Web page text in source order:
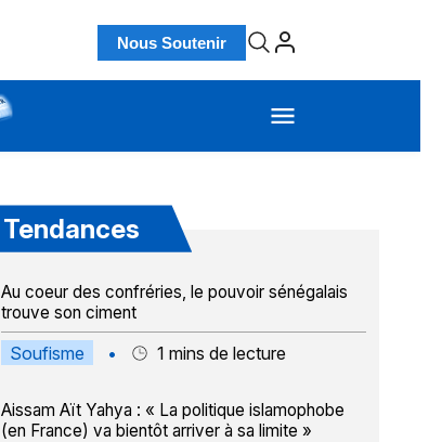
Nous Soutenir
Tendances
Au coeur des confréries, le pouvoir sénégalais
trouve son ciment
Soufisme • 1 mins de lecture
Aissam Aït Yahya : « La politique islamophobe
(en France) va bientôt arriver à sa limite »